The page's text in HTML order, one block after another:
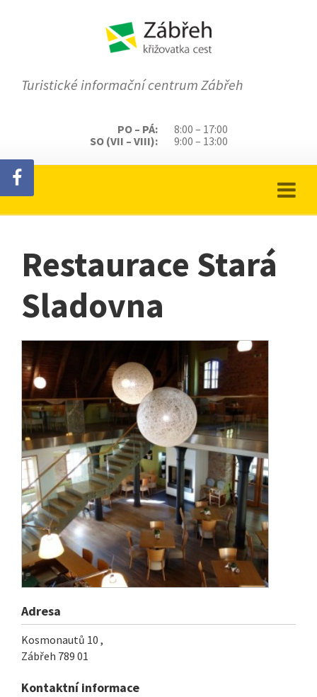
Turistické informační centrum Zábřeh
PO – PÁ:
8:00 – 17:00
SO (VII – VIII):
9:00 – 13:00
Restaurace Stará
Sladovna
Adresa
Kosmonautů 10 ,
Zábřeh 789 01
Kontaktní informace